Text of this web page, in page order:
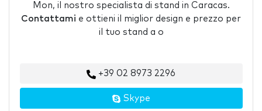
Mon, il nostro specialista di stand in Caracas.
Contattami e ottieni il miglior design e prezzo per
il tuo stand a o
+39 02 8973 2296
Skype